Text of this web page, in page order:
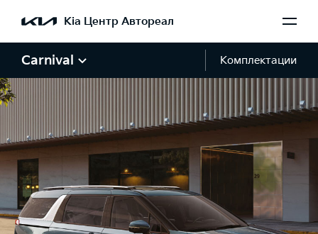
Kia Центр Автореал
Carnival Комплектации